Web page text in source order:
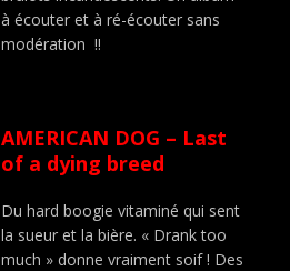
à écouter et à ré-écouter sans
modération !!
AMERICAN DOG – Last
of a dying breed
Du hard boogie vitaminé qui sent
la sueur et la bière. « Drank too
much » donne vraiment soif ! Des